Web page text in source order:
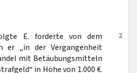
2
E. forderte von dem
er „in der Vergangenheit
mit Betäubungsmitteln
in Höhe von 1.000 €.